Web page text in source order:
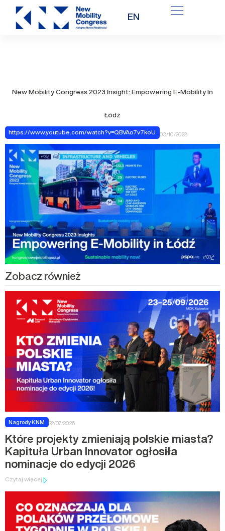
Przejdź
treści
EN
New Mobility Congress 2023 Insight: Empowering E-Mobility In
Łódź
https://www.youtube.com/watch?v=QBVAo7v7koU 03/10/2023
Zobacz również
Nagrody KNM 22/07/2026
Które projekty zmieniają polskie miasta?
Kapituła Urban Innovator ogłosiła
nominacje do edycji 2026
Czytaj więcej